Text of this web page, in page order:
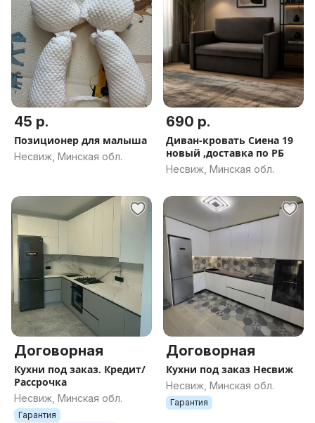
45 р.
Позиционер для малыша
Несвиж, Минская обл.
690 р.
Диван-кровать Сиена 19
новый ,доставка по РБ
Несвиж, Минская обл.
Договорная
Кухни под заказ. Кредит/
Рассрочка
Несвиж, Минская обл.
Гарантия
Договорная
Кухни под заказ Несвиж
Несвиж, Минская обл.
Гарантия